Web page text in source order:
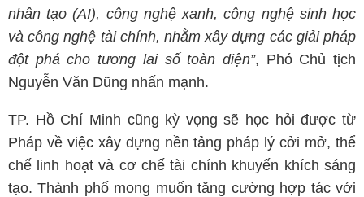
nhân tạo (AI), công nghệ xanh, công nghệ sinh học
và công nghệ tài chính, nhằm xây dựng các giải pháp
đột phá cho tương lai số toàn diện”, Phó Chủ tịch
Nguyễn Văn Dũng nhấn mạnh.
TP. Hồ Chí Minh cũng kỳ vọng sẽ học hỏi được từ
Pháp về việc xây dựng nền tảng pháp lý cởi mở, thể
chế linh hoạt và cơ chế tài chính khuyến khích sáng
tạo. Thành phố mong muốn tăng cường hợp tác với